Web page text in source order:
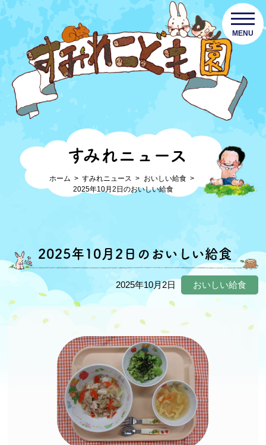
MENU
すみれニュース
ホーム すみれニュース
おいしい給食
2025年10月2日のおいしい給食
2025年10月2日のおいしい給食
2025年10月2日 おいしい給食